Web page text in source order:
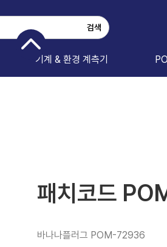
기계 & 환경 계측기
패치코드